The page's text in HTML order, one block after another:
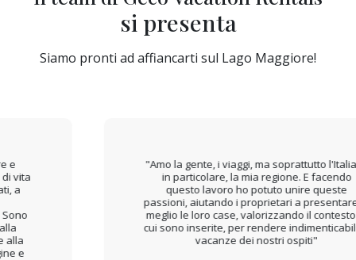
si presenta
Siamo pronti ad affiancarti sul Lago Maggiore!
"Amo la gente, i viaggi, ma soprattutto l'Italia e,
in particolare, la mia regione. E facendo
questo lavoro ho potuto unire queste
passioni, aiutando i proprietari a presentare al
meglio le loro case, valorizzando il contesto in
cui sono inserite, per rendere indimenticabili le
vacanze dei nostri ospiti"